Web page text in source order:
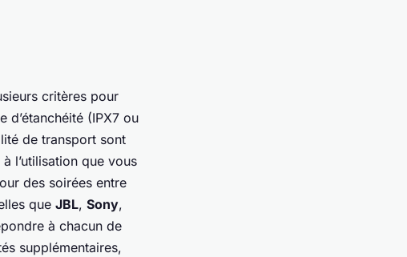
critères pour
d’étanchéité (IPX7 ou
de transport sont
l’utilisation que vous
des soirées entre
que JBL, Sony,
à chacun de
supplémentaires,